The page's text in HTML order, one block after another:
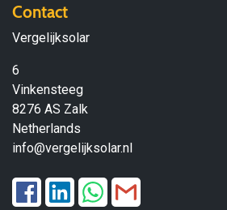
Contact
Vergelijksolar
6
Vinkensteeg
8276 AS Zalk
Netherlands
info@vergelijksolar.nl